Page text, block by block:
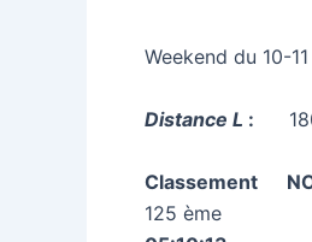
Weekend du 10-
Distance L :
125 ème